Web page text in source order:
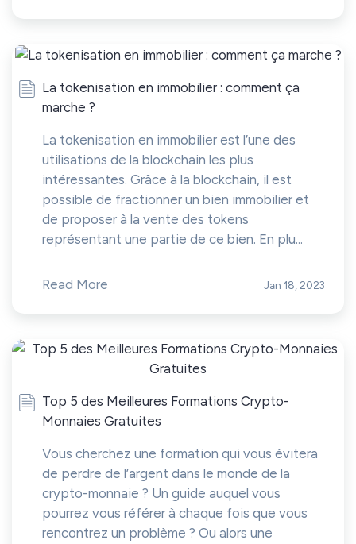
La tokenisation en immobilier : comment ça
marche ?
La tokenisation en immobilier est l’une des
utilisations de la blockchain les plus
intéressantes. Grâce à la blockchain, il est
possible de fractionner un bien immobilier et
de proposer à la vente des tokens
représentant une partie de ce bien. En plu...
Read More Jan 18, 2023
Top 5 des Meilleures Formations Crypto-
Monnaies Gratuites
Vous cherchez une formation qui vous évitera
de perdre de l’argent dans le monde de la
crypto-monnaie ? Un guide auquel vous
pourrez vous référer à chaque fois que vous
rencontrez un problème ? Ou alors une